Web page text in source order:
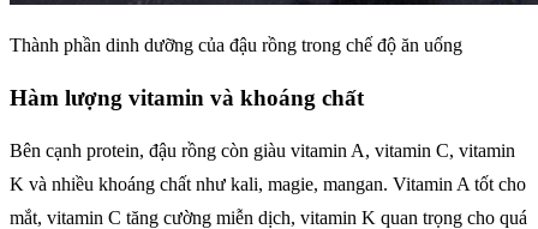
Thành phần dinh dưỡng của đậu rồng trong chế độ ăn uống
Hàm lượng vitamin và khoáng chất
Bên cạnh protein, đậu rồng còn giàu vitamin A, vitamin C, vitamin
K và nhiều khoáng chất như kali, magie, mangan. Vitamin A tốt cho
mắt, vitamin C tăng cường miễn dịch, vitamin K quan trọng cho quá